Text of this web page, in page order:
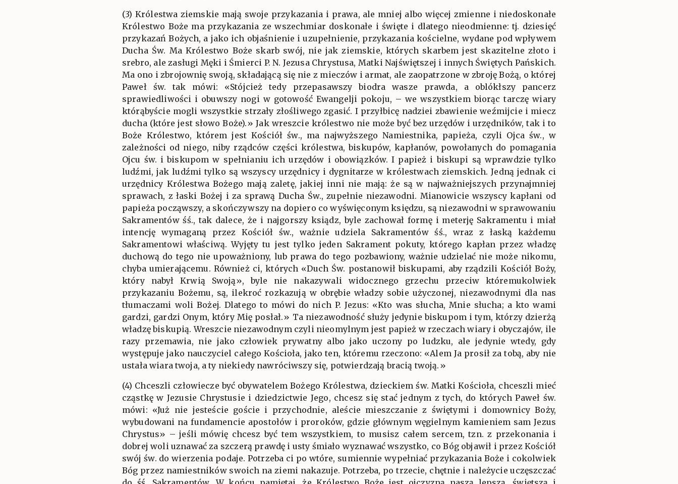
(3) Królestwa ziemskie mają swoje przykazania i prawa, ale mniej albo więcej zmienne i niedoskonałe
Królestwo Boże ma przykazania ze wszechmiar doskonałe i święte i dlatego nieodmienne: tj. dziesięć
przykazań Bożych, a jako ich objaśnienie i uzupełnienie, przykazania kościelne, wydane pod wpływem
Ducha Św. Ma Królestwo Boże skarb swój, nie jak ziemskie, których skarbem jest skazitelne złoto i
srebro, ale zasługi Męki i Śmierci P. N. Jezusa Chrystusa, Matki Najświętszej i innych Świętych Pańskich.
Ma ono i zbrojownię swoją, składającą się nie z mieczów i armat, ale zaopatrzone w zbroję Bożą, o której
Paweł św. tak mówi: «Stójcież tedy przepasawszy biodra wasze prawda, a oblókłszy pancerz
sprawiedliwości i obuwszy nogi w gotowość Ewangelji pokoju, – we wszystkiem biorąc tarczę wiary
którąbyście mogli wszystkie strzały złośliwego zgasić. I przyłbicę nadziei zbawienie weźmijcie i miecz
ducha (które jest słowo Boże).» Jak wreszcie królestwo nie może być bez urzędów i urzędników, tak i to
Boże Królestwo, którem jest Kościół św., ma najwyższego Namiestnika, papieża, czyli Ojca św., w
zależności od niego, niby rządców części królestwa, biskupów, kapłanów, powołanych do pomagania
Ojcu św. i biskupom w spełnianiu ich urzędów i obowiązków. I papież i biskupi są wprawdzie tylko
ludźmi, jak ludźmi tylko są wszyscy urzędnicy i dygnitarze w królestwach ziemskich. Jedną jednak ci
urzędnicy Królestwa Bożego mają zaletę, jakiej inni nie mają: że są w najważniejszych przynajmniej
sprawach, z łaski Bożej i za sprawą Ducha Św., zupełnie niezawodni. Mianowicie wszyscy kapłani od
papieża począwszy, a skończywszy na dopiero co wyświęconym księdzu, są niezawodni w sprawowaniu
Sakramentów śś., tak dalece, że i najgorszy ksiądz, byle zachował formę i meterję Sakramentu i miał
intencję wymaganą przez Kościół św., ważnie udziela Sakramentów śś., wraz z łaską każdemu
Sakramentowi właściwą. Wyjęty tu jest tylko jeden Sakrament pokuty, którego kapłan przez władzę
duchową do tego nie upoważniony, lub prawa do tego pozbawiony, ważnie udzielać nie może nikomu,
chyba umierającemu. Również ci, których «Duch Św. postanowił biskupami, aby rządzili Kościół Boży,
który nabył Krwią Swoją», byle nie nakazywali widocznego grzechu przeciw któremukolwiek
przykazaniu Bożemu, są, ilekroć rozkazują w obrębie władzy sobie użyczonej, niezawodnymi dla nas
tłumaczami woli Bożej. Dlatego to mówi do nich P. Jezus: «Kto was słucha, Mnie słucha; a kto wami
gardzi, gardzi Onym, który Mię posłał.» Ta niezawodność służy jedynie biskupom i tym, którzy dzierżą
władzę biskupią. Wreszcie niezawodnym czyli nieomylnym jest papież w rzeczach wiary i obyczajów, ile
razy przemawia, nie jako człowiek prywatny albo jako uczony po ludzku, ale jedynie wtedy, gdy
występuje jako nauczyciel całego Kościoła, jako ten, któremu rzeczono: «Alem Ja prosił za tobą, aby nie
ustała wiara twoja, a ty niekiedy nawróciwszy się, potwierdzają bracią twoją.»
(4) Chceszli człowiecze być obywatelem Bożego Królestwa, dzieckiem św. Matki Kościoła, chceszli mieć
cząstkę w Jezusie Chrystusie i dziedzictwie Jego, chcesz się stać jednym z tych, do których Paweł św.
mówi: «Już nie jesteście goście i przychodnie, aleście mieszczanie z świętymi i domownicy Boży,
wybudowani na fundamencie apostołów i proroków, gdzie głównym węgielnym kamieniem sam Jezus
Chrystus» – jeśli mówię chcesz być tem wszystkiem, to musisz całem sercem, tzn. z przekonania i
dobrej woli uznawać za szczerą prawdę i usty śmiało wyznawać wszystko, co Bóg objawił i przez Kościół
swój św. do wierzenia podaje. Potrzeba ci po wtóre, sumiennie wypełniać przykazania Boże i cokolwiek
Bóg przez namiestników swoich na ziemi nakazuje. Potrzeba, po trzecie, chętnie i należycie uczęszczać